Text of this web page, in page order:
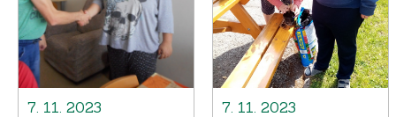
7. 11. 2023
7. 11. 2023